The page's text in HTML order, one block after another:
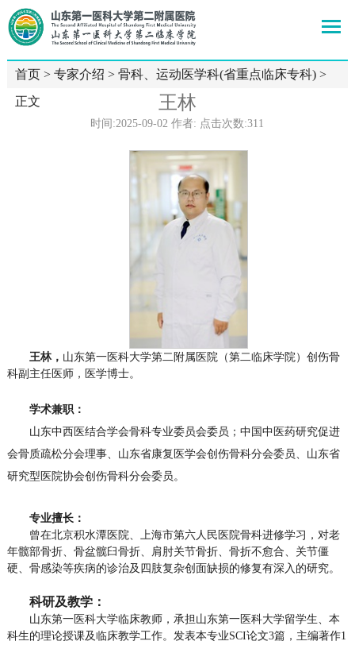
首页> 专家介绍 > 骨科、运动医学科(省重点临床专科)>
正文
王林
时间:2025-09-02 作者: 点击次数:311
王林， 山东第一医科大学第二附属医院（第二临床学院） 创伤骨
科副主任医师，医学博士。
学术兼职：
山东中西医结合学会骨科专业委员会委员；中国中医药研究促进
会骨质疏松分会理事、山东省康复医学会创伤骨科分会委员、山东省
研究型医院协会创伤骨科分会委员。
专业擅长：
曾在北京积水潭医院、上海市第六人民医院骨科进修学习，对老
年髋部骨折、骨盆髋臼骨折、肩肘关节骨折、骨折不愈合、关节僵
硬、骨感染等疾病的诊治及四肢复杂创面缺损的修复有深入的研究。
科研及教学：
山东第一医科大学临床教师，承担山东第一医科大学留学生、本
科生的理论授课及临床教学工作。发表本专业SCI论文3篇，主编著作1